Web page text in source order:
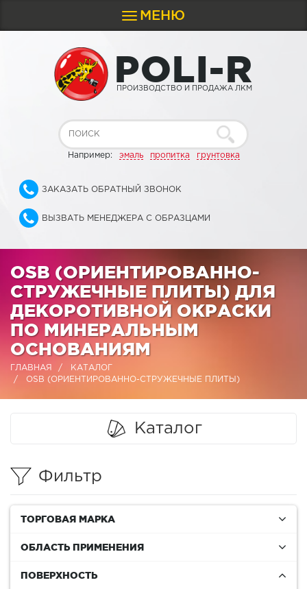
Toggle
navigation
МЕНЮ
POLI-R
ПРОИЗВОДСТВО И ПРОДАЖА ЛКМ
Например: эмаль пропитка грунтовка
ЗАКАЗАТЬ ОБРАТНЫЙ ЗВОНОК
ВЫЗВАТЬ МЕНЕДЖЕРА С ОБРАЗЦАМИ
OSB (ОРИЕНТИРОВАННО-
СТРУЖЕЧНЫЕ ПЛИТЫ) ДЛЯ
ДЕКОРОТИВНОЙ ОКРАСКИ
ПО МИНЕРАЛЬНЫМ
ОСНОВАНИЯМ
ГЛАВНАЯ
КАТАЛОГ
OSB (ОРИЕНТИРОВАННО-СТРУЖЕЧНЫЕ ПЛИТЫ)
Каталог
Фильтр
ТОРГОВАЯ МАРКА
ОБЛАСТЬ ПРИМЕНЕНИЯ
ПОВЕРХНОСТЬ